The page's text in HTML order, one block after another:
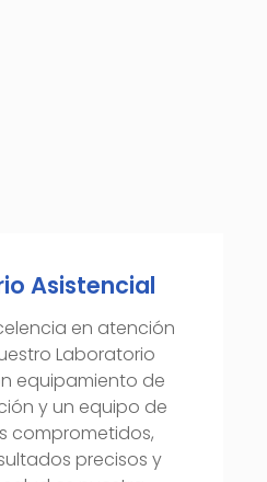
Asistencial
en atención
Laboratorio
equipamiento de
y un equipo de
comprometidos,
precisos y